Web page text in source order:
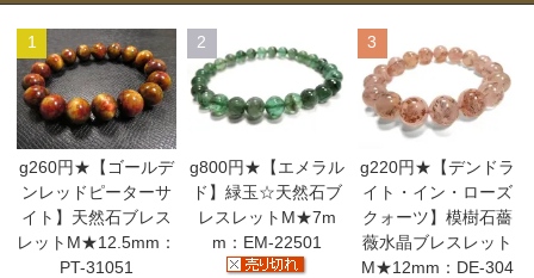
1
g260円★【ゴールデ
ンレッドピーターサ
イト】天然石ブレス
レットM★12.5mm：
PT-31051
2
g800円★【エメラル
ド】緑玉☆天然石ブ
レスレットM★7m
m：EM-22501
3
g220円★【デンドラ
イト・イン・ローズ
クォーツ】模樹石薔
薇水晶ブレスレット
M★12mm：DE-304